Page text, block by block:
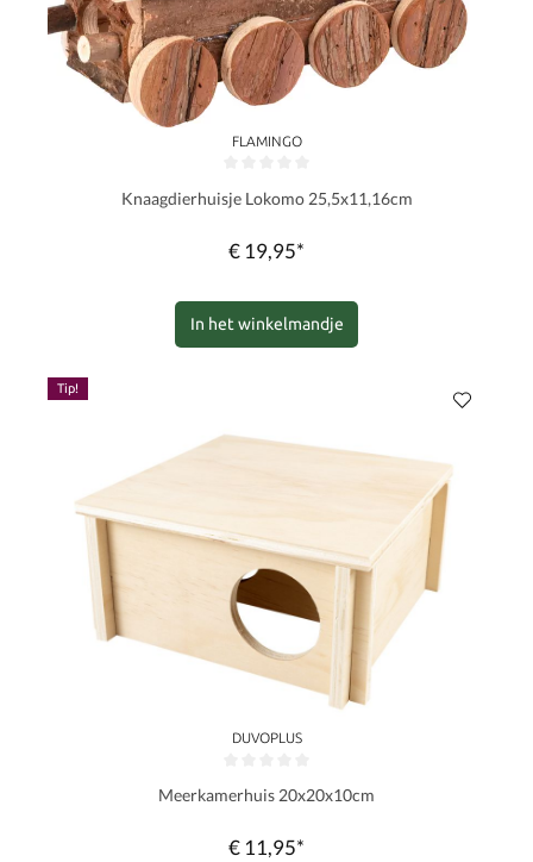
FLAMINGO
Knaagdierhuisje Lokomo 25,5x11,16cm
€ 19,95*
In het winkelmandje
Tip!
DUVOPLUS
Meerkamerhuis 20x20x10cm
€ 11,95*